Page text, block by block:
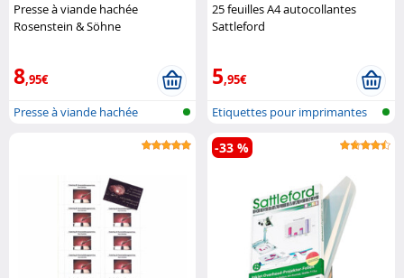
Presse à viande hachée
Rosenstein & Söhne
8,95€
Presse à viande hachée
25 feuilles A4 autocollantes
Sattleford
5,95€
Etiquettes pour imprimantes
-33 %